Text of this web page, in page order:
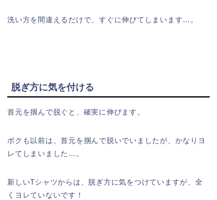
洗い方を間違えるだけで、すぐに伸びてしまいます…。
脱ぎ方に気を付ける
首元を掴んで脱ぐと、確実に伸びます。
ボクも以前は、首元を掴んで脱いでいましたが、かなりヨ
レてしまいました…。
新しいTシャツからは、脱ぎ方に気をつけていますが、全
くヨレていないです！